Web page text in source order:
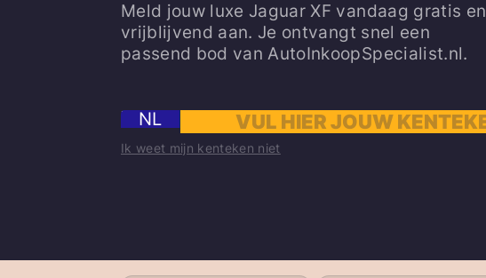
Meld jouw luxe Jaguar XF vandaag gratis en
vrijblijvend aan. Je ontvangt snel een
passend bod van AutoInkoopSpecialist.nl.
NL
Ik weet mijn kenteken niet